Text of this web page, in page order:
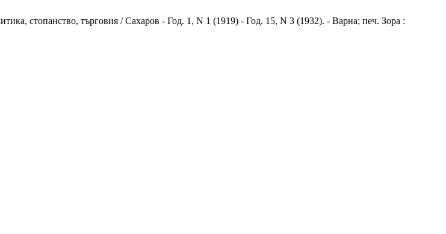
стопанство, търговия / Сахаров - Год. 1, N 1 (1919) - Год. 15, N 3 (1932). - Варна; печ. Зора :